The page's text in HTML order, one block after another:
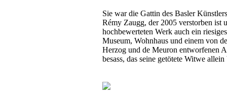
Sie war die Gattin des Basler
Rémy Zaugg, der 2005 verstorben ist
hochbewerteten Werk auch ein
Museum, Wohnhaus und einem von
Herzog und de Meuron entworfenen
besass, das seine getötete Witwe